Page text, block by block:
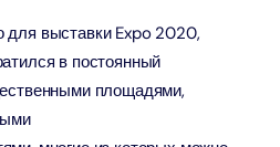
для выставки Expo 2020,
в постоянный
площадями,